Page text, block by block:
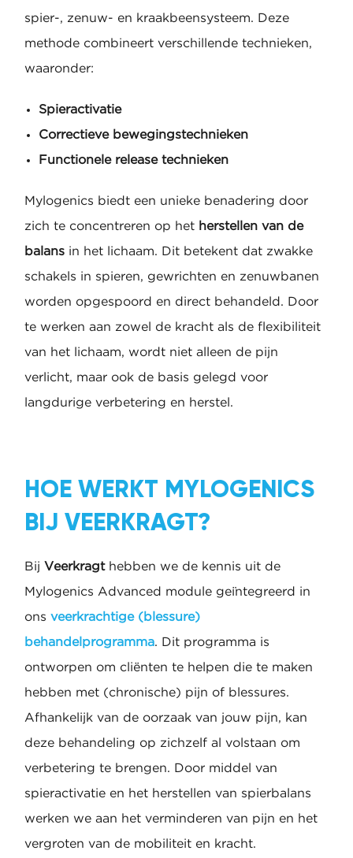
spier-, zenuw- en kraakbeensysteem. Deze
methode combineert verschillende technieken,
waaronder:
Spieractivatie
Correctieve bewegingstechnieken
Functionele release technieken
Mylogenics biedt een unieke benadering door
zich te concentreren op het herstellen van de
balans in het lichaam. Dit betekent dat zwakke
schakels in spieren, gewrichten en zenuwbanen
worden opgespoord en direct behandeld. Door
te werken aan zowel de kracht als de flexibiliteit
van het lichaam, wordt niet alleen de pijn
verlicht, maar ook de basis gelegd voor
langdurige verbetering en herstel.
HOE WERKT MYLOGENICS
BIJ VEERKRAGT?
Bij Veerkragthebben we de kennis uit de
Mylogenics Advanced module geïntegreerd in
ons veerkrachtige (blessure)
behandelprogramma. Dit programma is
ontworpen om cliënten te helpen die te maken
hebben met (chronische) pijn of blessures.
Afhankelijk van de oorzaak van jouw pijn, kan
deze behandeling op zichzelf al volstaan om
verbetering te brengen. Door middel van
spieractivatie en het herstellen van spierbalans
werken we aan het verminderen van pijn en het
vergroten van de mobiliteit en kracht.